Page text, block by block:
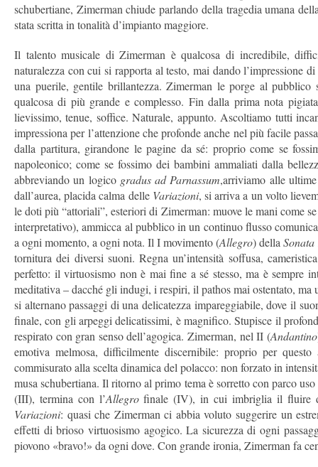
schubertiane, Zimerman chiude parlando della tragedia umana
stata scritta in tonalità d’impianto maggiore.
Il talento musicale di Zimerman è qualcosa di incredibile,
naturalezza con cui si rapporta al testo, mai dando l’impressione
una puerile, gentile brillantezza. Zimerman le porge al
qualcosa di più grande e complesso. Fin dalla prima nota
lievissimo, tenue, soffice. Naturale, appunto. Ascoltiamo tutti
impressiona per l’attenzione che profonde anche nel più facile
dalla partitura, girandone le pagine da sé: proprio come se
napoleonico; come se fossimo dei bambini ammaliati dalla
abbreviando un logico gradus ad Parnassum,arriviamo alle
dall’aurea, placida calma delle Variazioni, si arriva a un volto
le doti più “attoriali”, esteriori di Zimerman: muove le mani come
interpretativo), ammicca al pubblico in un continuo flusso
a ogni momento, a ogni nota. Il I movimento (Allegro) della
tornitura dei diversi suoni. Regna un’intensità soffusa,
perfetto: il virtuosismo non è mai fine a sé stesso, ma è sempre
meditativa – dacché gli indugi, i respiri, il pathos mai ostentato,
si alternano passaggi di una delicatezza impareggiabile, dove il
finale, con gli arpeggi delicatissimi, è magnifico. Stupisce il
respirato con gran senso dell’agogica. Zimerman, nel II (Andantino
emotiva melmosa, difficilmente discernibile: proprio per
commisurato alla scelta dinamica del polacco: non forzato in
musa schubertiana. Il ritorno al primo tema è sorretto con parco
(III), termina con l’Allegrofinale (IV), in cui imbriglia il fluire
Variazioni: quasi che Zimerman ci abbia voluto suggerire un
effetti di brioso virtuosismo agogico. La sicurezza di ogni
piovono «bravo!» da ogni dove. Con grande ironia, Zimerman fa